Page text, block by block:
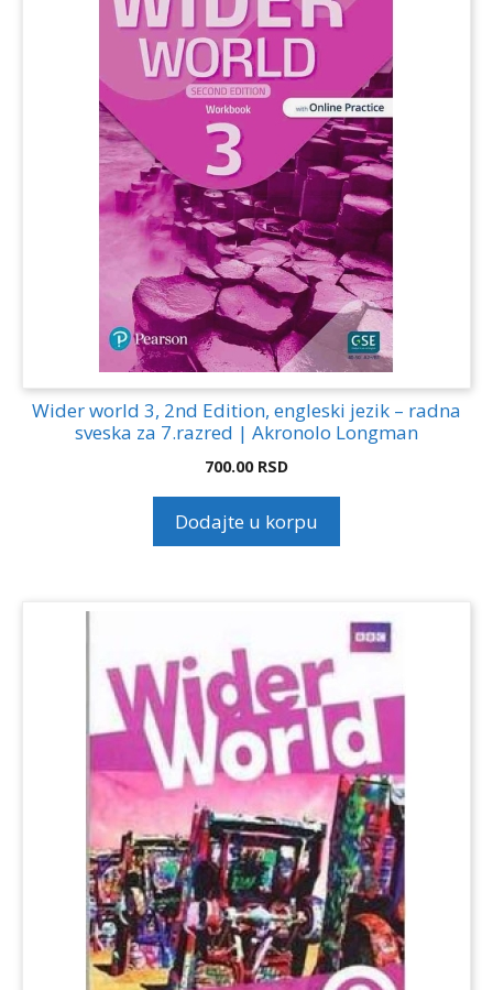
Wider world 3, 2nd Edition, engleski jezik – radna
sveska za 7.razred | Akronolo Longman
700.00 RSD
Dodajte u korpu